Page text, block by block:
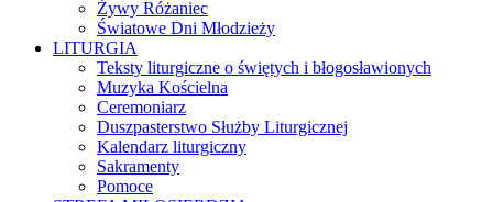
Żywy Różaniec
Światowe Dni Młodzieży
LITURGIA
Teksty liturgiczne o świętych i błogosławionych
Muzyka Kościelna
Ceremoniarz
Duszpasterstwo Służby Liturgicznej
Kalendarz liturgiczny
Sakramenty
Pomoce